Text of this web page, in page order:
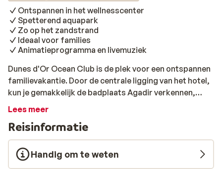
Ontspannen in het wellnesscenter
Spetterend aquapark
Zo op het zandstrand
Ideaal voor families
Animatieprogramma en livemuziek
Dunes d'Or Ocean Club is de plek voor een ontspannen
familievakantie. Door de centrale ligging van het hotel,
kun je gemakkelijk de badplaats Agadir verkennen,
terwijl je ook dicht bij het strand zit. De kleurrijke
bieden uitzicht op de zee, het zwembad of de tuin. Er is
voor elk wat wils in Dunes d'Or Ocean Club: zo kun je
deelnemen aan een van de vele sportactiviteiten,
baantjes trekken in het zwembad of lekker relaxen in
Lees meer
Reisinformatie
Handig om te weten